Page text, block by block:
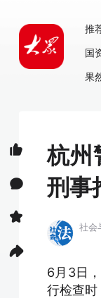
推
国
果
杭州
刑事
社
6月3日
行检查时